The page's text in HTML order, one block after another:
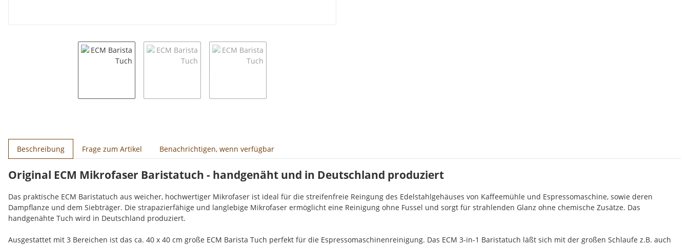
weitere Registerkarten anzeigen
Beschreibung Frage zum Artikel Benachrichtigen, wenn verfügbar
Original ECM Mikrofaser Baristatuch - handgenäht und in Deutschland produziert
Das praktische ECM Baristatuch aus weicher, hochwertiger Mikrofaser ist ideal für die streifenfreie Reingung des Edelstahlgehäuses von Kaffeemühle und Espressomaschine, sowie deren
Dampflanze und dem Siebträger. Die strapazierfähige und langlebige Mikrofaser ermöglicht eine Reinigung ohne Fussel und sorgt für strahlenden Glanz ohne chemische Zusätze. Das
handgenähte Tuch wird in Deutschland produziert.
Ausgestattet mit 3 Bereichen ist das ca. 40 x 40 cm große ECM Barista Tuch perfekt für die Espressomaschinenreinigung. Das ECM 3-in-1 Baristatuch läßt sich mit der großen Schlaufe z.B. auch